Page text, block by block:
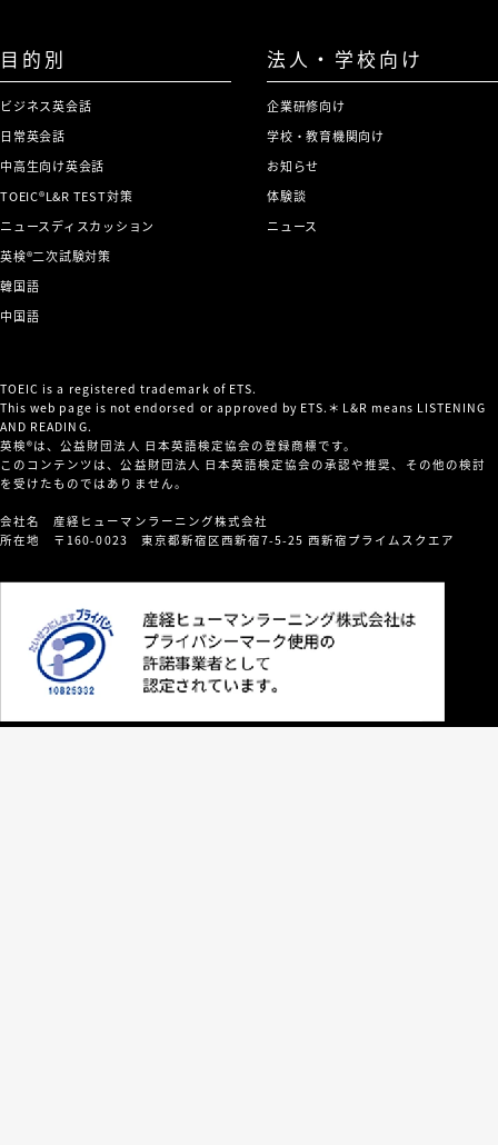
目的別
ビジネス英会話
日常英会話
中高生向け英会話
TOEIC®L&R TEST対策
ニュースディスカッション
英検®二次試験対策
韓国語
中国語
法人・学校向け
企業研修向け
学校・教育機関向け
お知らせ
体験談
ニュース
TOEIC is a registered trademark of ETS.
This web page is not endorsed or approved by ETS.＊L&R means LISTENING
AND READING.
英検®は、公益財団法人 日本英語検定協会の登録商標です。
このコンテンツは、公益財団法人 日本英語検定協会の承認や推奨、その他の検討
を受けたものではありません。
会社名 産経ヒューマンラーニング株式会社
所在地 〒160-0023 東京都新宿区西新宿7-5-25 西新宿プライムスクエア